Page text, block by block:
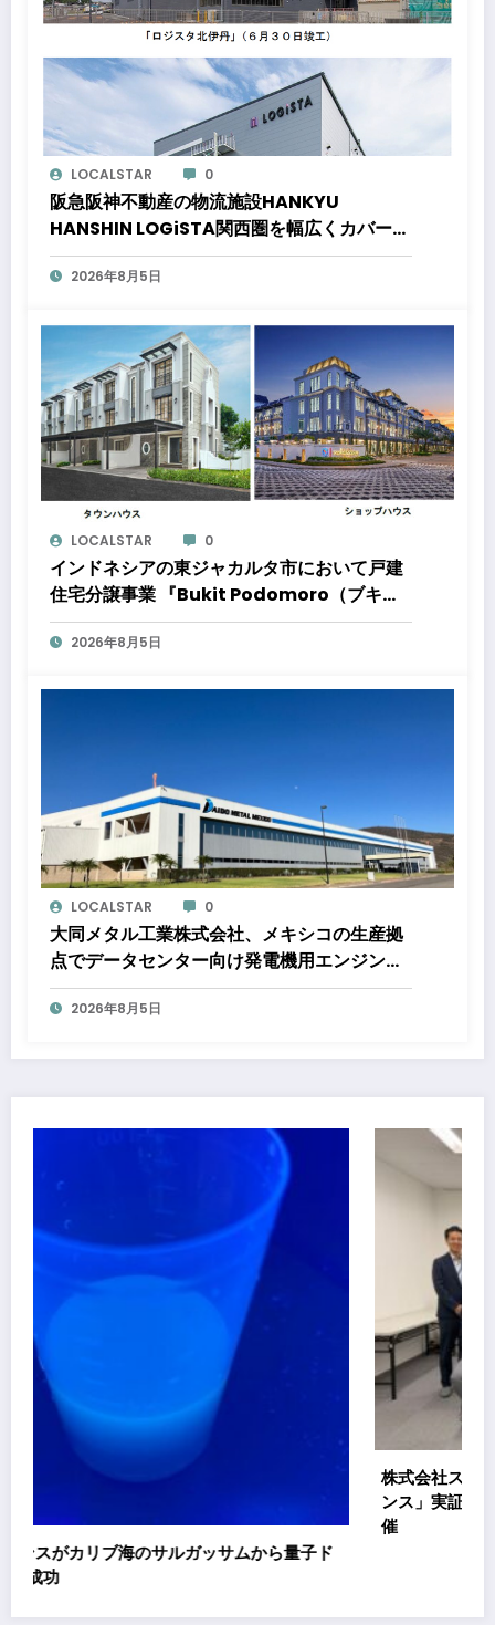
LOCALSTAR 0
阪急阪神不動産の物流施設HANKYU
HANSHIN LOGiSTA関西圏を幅広くカバーで
きる好立地に新たな物流施設が誕生「ロジス
タ北伊丹」と「ロジスタ京都伏見」が竣工し
2026年8月5日
LOCALSTAR 0
インドネシアの東ジャカルタ市において戸建
住宅分譲事業 『Bukit Podomoro（ブキッ
ト ポドモロ）』に参画しますタウンハウスと
ショップハウスを合わせた総戸数432戸のプ
2026年8月5日
LOCALSTAR 0
大同メタル工業株式会社、メキシコの生産拠
点でデータセンター向け発電機用エンジン軸
受の生産能力増強投資を決定 ～北米顧客と
の生産コミットメント契約締結に基づく40億
2026年8月5日
ら量子ド
株式会社スエヒロ工業、「地域インパクト共創フ
ンス」実証プロジェクト キックオフミーティン
催